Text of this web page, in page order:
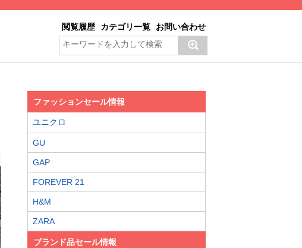
閲覧履歴 カテゴリ一覧 お問い合わせ
ファッションセール情報
ユニクロ
GU
GAP
FOREVER 21
H&M
ZARA
ブランド品セール情報